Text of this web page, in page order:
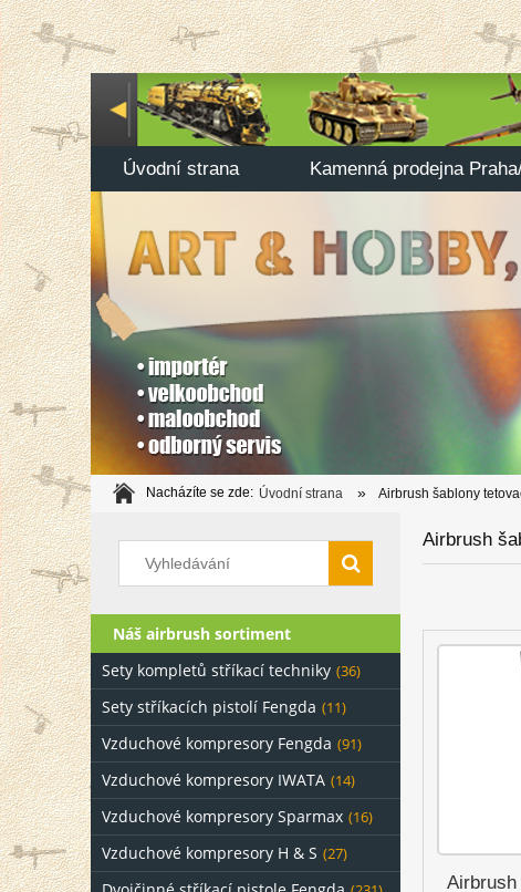
Úvodní strana Kamenná prodejna
Nacházíte se zde: Úvodní strana » Airbrush šablony
Náš airbrush sortiment
Sety kompletů stříkací techniky (36)
Sety stříkacích pistolí Fengda (11)
Vzduchové kompresory Fengda (91)
Vzduchové kompresory IWATA (14)
Vzduchové kompresory Sparmax (16)
Vzduchové kompresory H & S (27)
Airbrush